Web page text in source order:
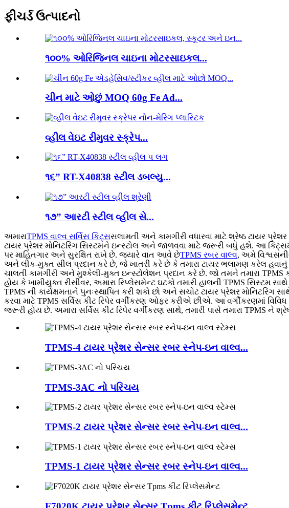
ફીચર્ડ ઉત્પાદનો
૧૦૦% ઓરિજિનલ ચાઇના મોટરસાઇકલ...
ચીન માટે ઓછું MOQ 60g Fe Ad...
વ્હીલ વેઇટ રીમુવર સ્ક્રેપ...
૧૬” RT-X40838 સ્ટીલ ડબલ્યુ...
૧૭” આરટી સ્ટીલ વ્હીલ સે...
અમારાTPMS વાલ્વ સર્વિસ કિટ્સસલામતી અને કામગીરી વધારવા માટે શ્રેષ્ઠ ટાયર
ટાયર પ્રેશર મોનિટરિંગ સિસ્ટમને ઇન્સ્ટોલ અને જાળવવા માટે જરૂરી બધું હશે. આ
પર માહિતગાર અને સુરક્ષિત રાખે છે. જ્યારે વાત આવે છેTPMS રબર વાલ્વ, અમે
અને લીક-મુક્ત સીલ પ્રદાન કરે છે, જે ખાતરી કરે છે કે તમારા ટાયર ભલામણ કરેલ
ચાલતી કામગીરી અને મુશ્કેલી-મુક્ત ઇન્સ્ટોલેશન પ્રદાન કરે છે. જો તમને તમારા TPMS
હોય કે ખામીયુક્ત રીસીવર, અમારા રિપ્લેસમેન્ટ ઘટકો તમારી હાલની TPMS સિસ્ટમ
TPMS ની કાર્યક્ષમતાને પુનઃસ્થાપિત કરી શકો છો અને સચોટ ટાયર પ્રેશર
કરવા માટે TPMS સર્વિસ કીટ રિપેર વર્ગીકરણ ઓફર કરીએ છીએ. આ વર્ગીકરણમાં
જરૂરી હોય છે. અમારા સર્વિસ કીટ રિપેર વર્ગીકરણ સાથે, તમારી પાસે તમારા TPMS ને
TPMS-4 ટાયર પ્રેશર સેન્સર રબર સ્નેપ-ઇન વાલ્વ...
TPMS-3AC નો પરિચય
TPMS-2 ટાયર પ્રેશર સેન્સર રબર સ્નેપ-ઇન વાલ્વ...
TPMS-1 ટાયર પ્રેશર સેન્સર રબર સ્નેપ-ઇન વાલ્વ...